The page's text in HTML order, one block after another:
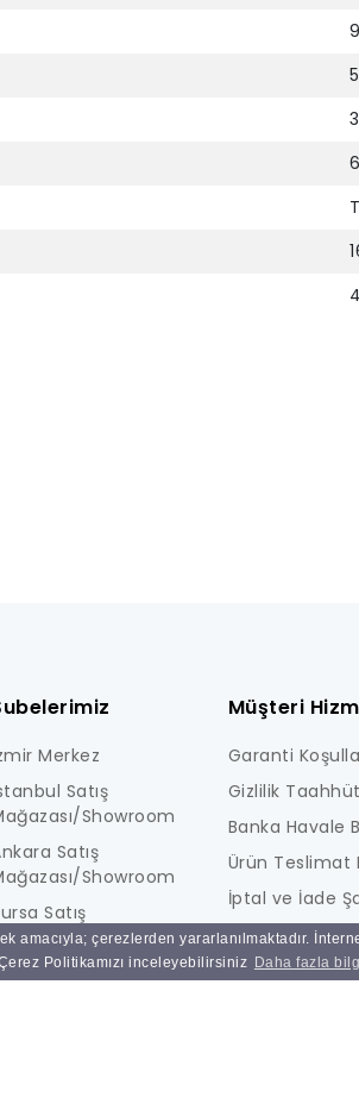
amacıyla; çerezlerden yararlanılmaktadır.
Politikamızı inceleyebilirsiniz Daha fazla
Merkez
Satış
Showroom
Satış
Showroom
Satış
Showroom
Depo & Teknik
Müşteri
Garanti
Gizlilik
Banka Havale
Ürün Teslimat
İptal ve İade
KİŞİSEL
AYDINLATMA